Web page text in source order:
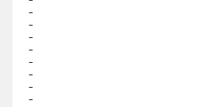
-
-
-
-
-
-
-
-